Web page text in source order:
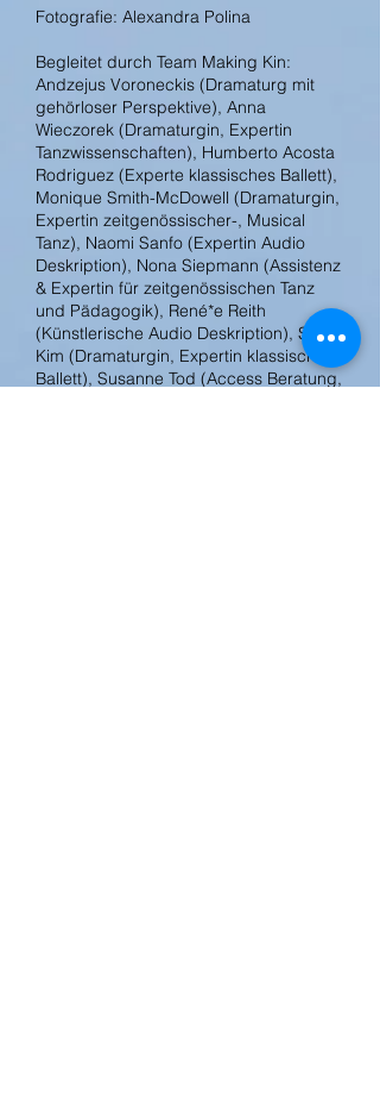
Fotografie: Alexandra Polina
Begleitet durch Team Making Kin:
Andzejus Voroneckis (Dramaturg mit
gehörloser Perspektive), Anna
Wieczorek (Dramaturgin, Expertin
Tanzwissenschaften), Humberto Acosta
Rodriguez (Experte klassisches Ballett),
Monique Smith-McDowell (Dramaturgin,
Expertin zeitgenössischer-, Musical
Tanz), Naomi Sanfo (Expertin Audio
Deskription), Nona Siepmann (Assistenz
& Expertin für zeitgenössischen Tanz
und Pädagogik), René*e Reith
(Künstlerische Audio Deskription), Su Jin
Kim (Dramaturgin, Expertin klassisches
Ballett), Susanne Tod (Access Beratung,